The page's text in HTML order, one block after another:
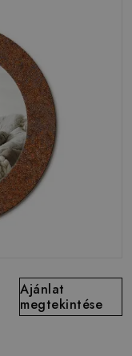
Ajánlat
megtekintése